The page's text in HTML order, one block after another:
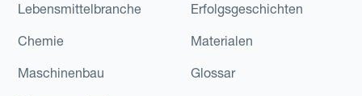
Lebensmittelbranche
Chemie
Maschinenbau
Erfolgsgeschichten
Materialen
Glossar